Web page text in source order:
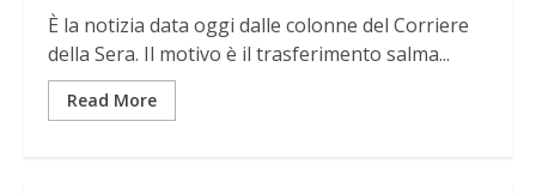
È la notizia data oggi dalle colonne del Corriere
della Sera. Il motivo è il trasferimento salma...
Read More